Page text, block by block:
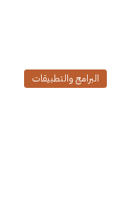
البرامج والتطبيقات